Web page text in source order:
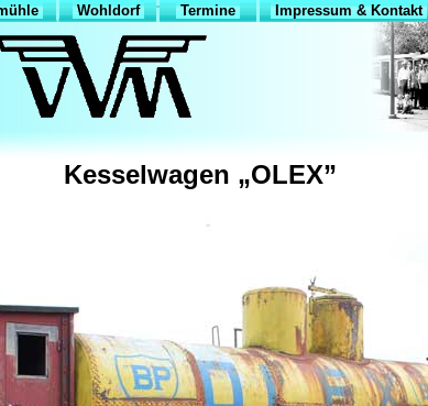
Wohldorf Termine Impressum & Kontakt
Kesselwagen „OLEX”